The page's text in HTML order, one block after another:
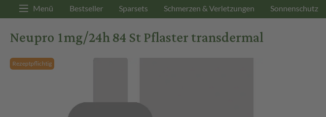
Menü Bestseller Sparsets Schmerzen & Verletzungen Sonnenschutz
Neupro 1mg/24h 84 St Pflaster transdermal
Rezeptpflichtig